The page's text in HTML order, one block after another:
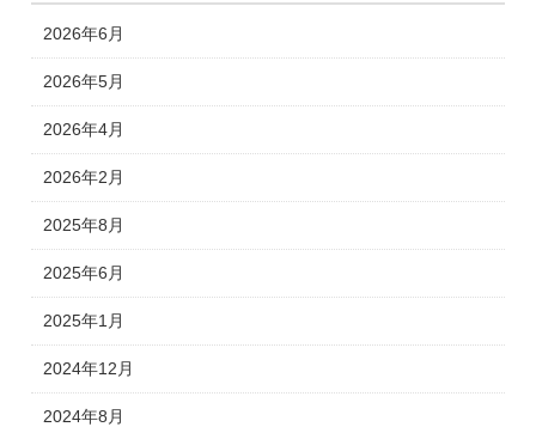
2026年6月
2026年5月
2026年4月
2026年2月
2025年8月
2025年6月
2025年1月
2024年12月
2024年8月